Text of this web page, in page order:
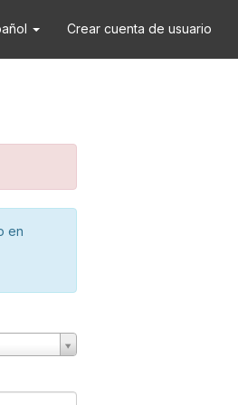
Crear cuenta de usuario
en